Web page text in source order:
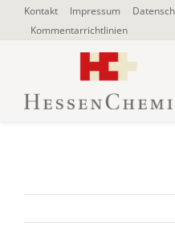
Zum
Inhalt
Kontakt Impressum
Kommentarrichtlinien
Über uns